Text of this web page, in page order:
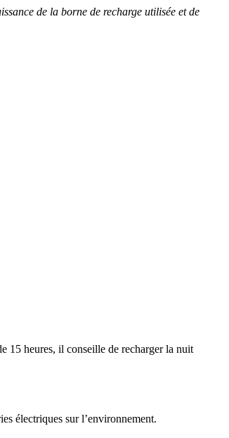
de la borne de recharge utilisée et de
15 heures, il conseille de recharger la nuit
électriques sur l’environnement.